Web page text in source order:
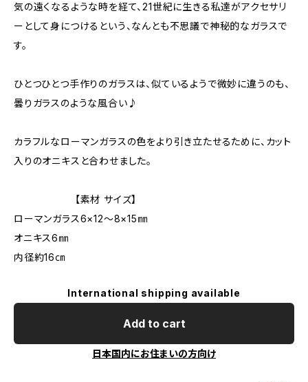
気の遠くなるような時を経て、21世紀に生きる私達がアクセサリ
ーとして身につけるという、なんとも不思議で神秘的なガラスで
す。
ひとつひとつ手作りのガラスは、似ているようで微妙に違うのも、
曇りガラスのような風合い♪
カラフルなローマンガラスの色をより引き立たせるために、カット
入りのオニキスと合わせました。
【素材 サイズ】
ローマンガラス6×12～8×15㎜
オニキス6㎜
内径約16㎝
International shipping available
Add to cart
日本国内にお住まいの方向け